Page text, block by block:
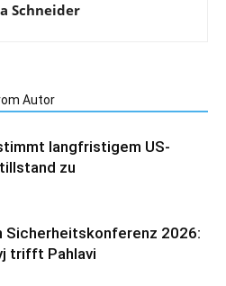
Schneider
Autor
langfristigem US-
zu
Sicherheitskonferenz 2026:
trifft Pahlavi